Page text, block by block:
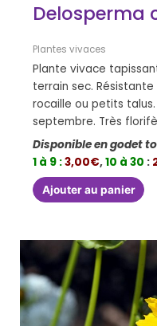
Delosperma
Plantes vivaces
Plante vivace
terrain sec.
rocaille ou petits
septembre. Très
Disponible en godet
1 à 9 :3,00€,10 à 30 :
Ajouter au panier